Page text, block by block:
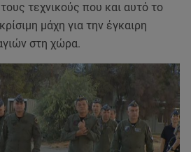
τεχνικούς που και αυτό το
μάχη για την έγκαιρη
στη χώρα.